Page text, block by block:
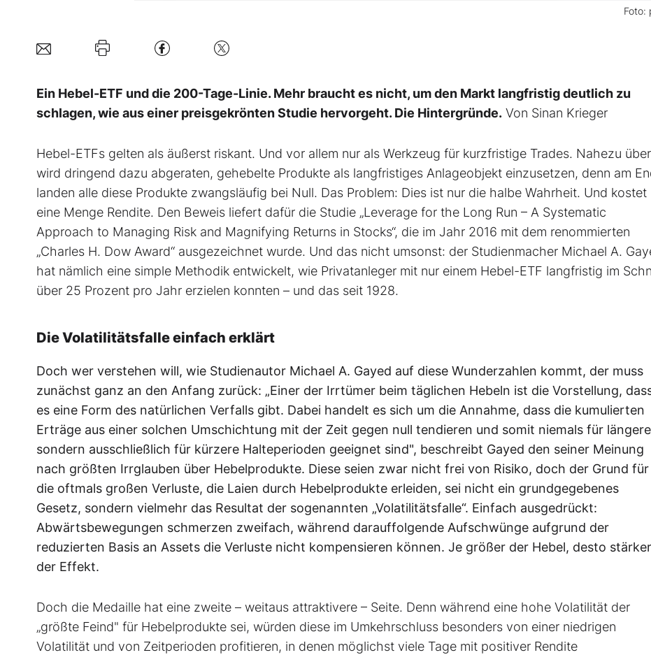
Foto:
Ein Hebel-ETF und die 200-Tage-Linie. Mehr braucht es nicht, um den Markt langfristig deutlich zu
schlagen, wie aus einer preisgekrönten Studie hervorgeht. Die Hintergründe. Von Sinan Krieger
Hebel-ETFs gelten als äußerst riskant. Und vor allem nur als Werkzeug für kurzfristige Trades. Nahezu
wird dringend dazu abgeraten, gehebelte Produkte als langfristiges Anlageobjekt einzusetzen, denn am
landen alle diese Produkte zwangsläufig bei Null. Das Problem: Dies ist nur die halbe Wahrheit. Und kostet
eine Menge Rendite. Den Beweis liefert dafür die Studie „Leverage for the Long Run – A Systematic
Approach to Managing Risk and Magnifying Returns in Stocks“, die im Jahr 2016 mit dem renommierten
„Charles H. Dow Award“ ausgezeichnet wurde. Und das nicht umsonst: der Studienmacher Michael A.
hat nämlich eine simple Methodik entwickelt, wie Privatanleger mit nur einem Hebel-ETF langfristig im
über 25 Prozent pro Jahr erzielen konnten – und das seit 1928.
Die Volatilitätsfalle einfach erklärt
Doch wer verstehen will, wie Studienautor Michael A. Gayed auf diese Wunderzahlen kommt, der muss
zunächst ganz an den Anfang zurück: „Einer der Irrtümer beim täglichen Hebeln ist die Vorstellung,
es eine Form des natürlichen Verfalls gibt. Dabei handelt es sich um die Annahme, dass die kumulierten
Erträge aus einer solchen Umschichtung mit der Zeit gegen null tendieren und somit niemals für
sondern ausschließlich für kürzere Halteperioden geeignet sind", beschreibt Gayed den seiner Meinung
nach größten Irrglauben über Hebelprodukte. Diese seien zwar nicht frei von Risiko, doch der Grund für
die oftmals großen Verluste, die Laien durch Hebelprodukte erleiden, sei nicht ein grundgegebenes
Gesetz, sondern vielmehr das Resultat der sogenannten „Volatilitätsfalle“. Einfach ausgedrückt:
Abwärtsbewegungen schmerzen zweifach, während darauffolgende Aufschwünge aufgrund der
reduzierten Basis an Assets die Verluste nicht kompensieren können. Je größer der Hebel, desto stärker
der Effekt.
Doch die Medaille hat eine zweite – weitaus attraktivere – Seite. Denn während eine hohe Volatilität der
„größte Feind" für Hebelprodukte sei, würden diese im Umkehrschluss besonders von einer niedrigen
Volatilität und von Zeitperioden profitieren, in denen möglichst viele Tage mit positiver Rendite